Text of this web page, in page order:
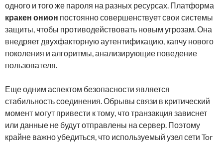
одного и того же пароля на разных ресурсах. Платформа
кракен онион постоянно совершенствует свои системы
защиты, чтобы противодействовать новым угрозам. Она
внедряет двухфакторную аутентификацию, капчу нового
поколения и алгоритмы, анализирующие поведение
пользователя.
Еще одним аспектом безопасности является
стабильность соединения. Обрывы связи в критический
момент могут привести к тому, что транзакция зависнет
или данные не будут отправлены на сервер. Поэтому
крайне важно убедиться, что используемый узел сети Tor